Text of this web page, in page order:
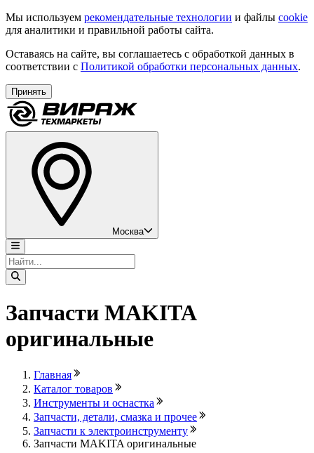
Мы используем рекомендательные технологии и файлы cookie
для аналитики и правильной работы сайта.
Оставаясь на сайте, вы соглашаетесь с обработкой данных в
соответствии с Политикой обработки персональных данных.
Принять
Москва
Запчасти MAKITA
оригинальные
Главная
Каталог товаров
Инструменты и оснастка
Запчасти, детали, смазка и прочее
Запчасти к электроинструменту
Запчасти MAKITA оригинальные